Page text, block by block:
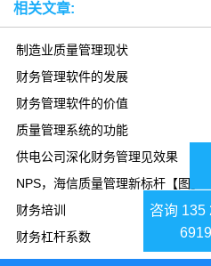
相关文章:
制造业质量管理现状
财务管理软件的发展
财务管理软件的价值
质量管理系统的功能
供电公司深化财务管理见效果
NPS，海信质量管理新标杆【图】
财务培训
财务杠杆系数
咨询 135
6919